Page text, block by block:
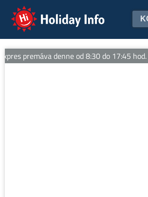
Holiday Info
premáva denne od 8:30 do 17:45 hod.